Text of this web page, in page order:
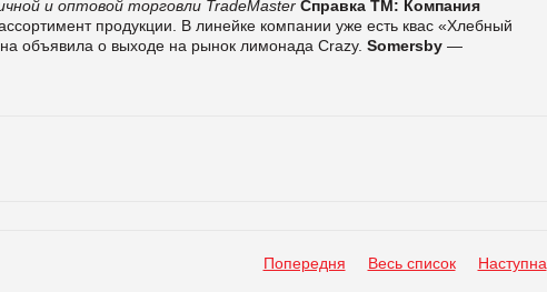
и оптовой торговли TradeMaster Справка ТМ: Компания
продукции. В линейке компании уже есть квас «Хлебный
объявила о выходе на рынок лимонада Crazy. Somersby —
Попередня Весь список Наступна